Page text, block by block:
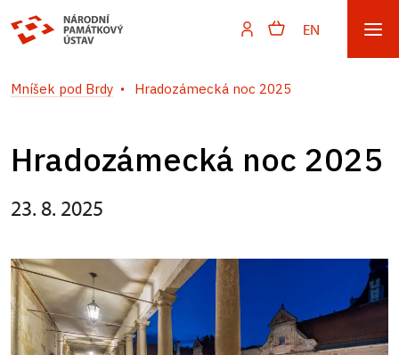
EN
Mníšek pod Brdy Hradozámecká noc 2025
Hradozámecká noc 2025
23. 8. 2025